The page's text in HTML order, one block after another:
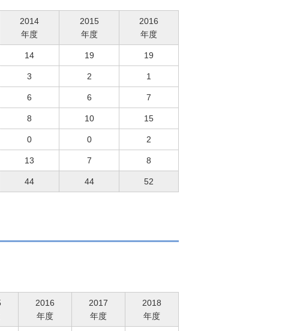
2014
年度
2015
年度
2016
年度
14 19 19
3 2 1
6 6 7
8 10 15
0 0 2
13 7 8
44 44 52
2016
年度
2017
年度
2018
年度